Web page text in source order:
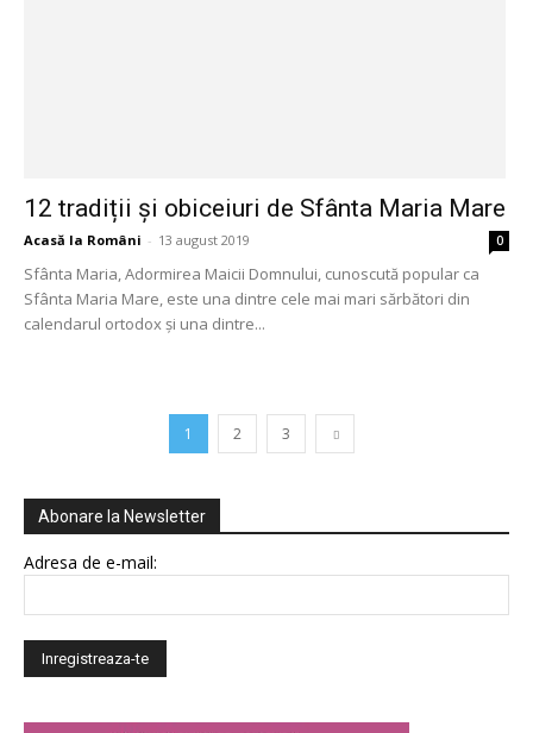
12 tradiții și obiceiuri de Sfânta Maria Mare
Acasă la Români - 13 august 2019 0
Sfânta Maria, Adormirea Maicii Domnului, cunoscută popular ca
Sfânta Maria Mare, este una dintre cele mai mari sărbători din
calendarul ortodox și una dintre...
1 2 3
Abonare la Newsletter
Adresa de e-mail: